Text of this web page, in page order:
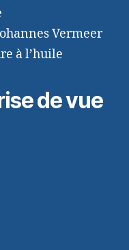
Vermeer
à l’huile
de vue